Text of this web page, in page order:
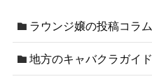
ラウンジ嬢の投稿コラム
地方のキャバクラガイド